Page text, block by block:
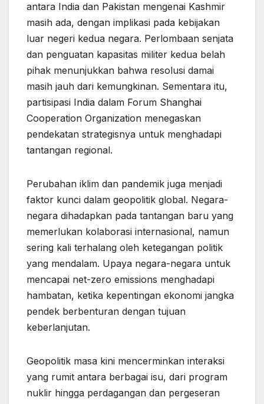
antara India dan Pakistan mengenai Kashmir
masih ada, dengan implikasi pada kebijakan
luar negeri kedua negara. Perlombaan senjata
dan penguatan kapasitas militer kedua belah
pihak menunjukkan bahwa resolusi damai
masih jauh dari kemungkinan. Sementara itu,
partisipasi India dalam Forum Shanghai
Cooperation Organization menegaskan
pendekatan strategisnya untuk menghadapi
tantangan regional.
Perubahan iklim dan pandemik juga menjadi
faktor kunci dalam geopolitik global. Negara-
negara dihadapkan pada tantangan baru yang
memerlukan kolaborasi internasional, namun
sering kali terhalang oleh ketegangan politik
yang mendalam. Upaya negara-negara untuk
mencapai net-zero emissions menghadapi
hambatan, ketika kepentingan ekonomi jangka
pendek berbenturan dengan tujuan
keberlanjutan.
Geopolitik masa kini mencerminkan interaksi
yang rumit antara berbagai isu, dari program
nuklir hingga perdagangan dan pergeseran